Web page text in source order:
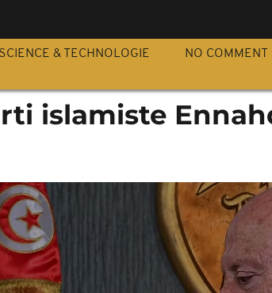
SCIENCE & TECHNOLOGIE NO COMMENT
islamiste